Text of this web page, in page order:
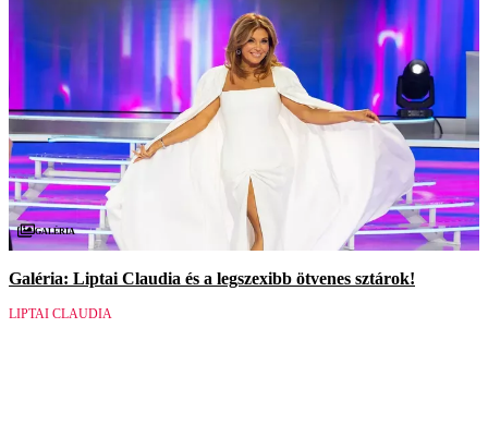
Galéria
Galéria: Liptai Claudia és a legszexibb ötvenes sztárok!
LIPTAI CLAUDIA